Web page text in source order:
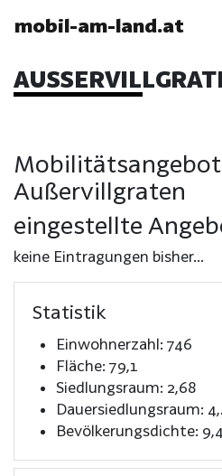
mobil-am-land.at
Außervillgraten
eingestellte
keine Eintragungen bisher...
Statistik
Einwohnerzahl: 746
Fläche: 79,1
Siedlungsraum: 2,68
Dauersiedlungsraum:
Bevölkerungsdichte: